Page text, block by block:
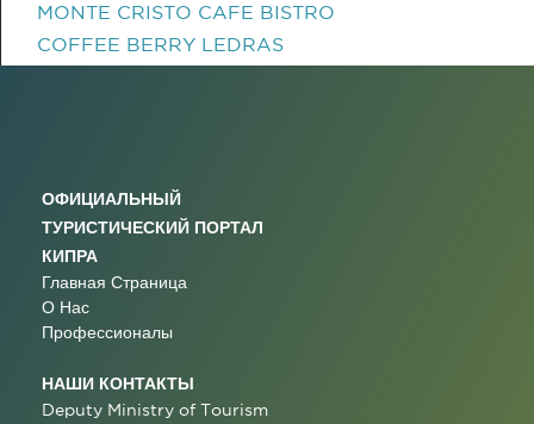
MONTE CRISTO CAFE BISTRO
COFFEE BERRY LEDRAS
ОФИЦИАЛЬНЫЙ
ТУРИСТИЧЕСКИЙ ПОРТАЛ
КИПРА
Главная Страница
О Нас
Профессионалы
НАШИ КОНТАКТЫ
Deputy Ministry of Tourism